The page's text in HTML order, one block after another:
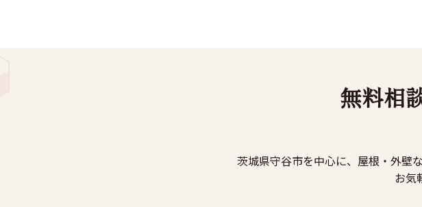
無料相
茨城県守谷市を中心に、屋根・外壁
お気